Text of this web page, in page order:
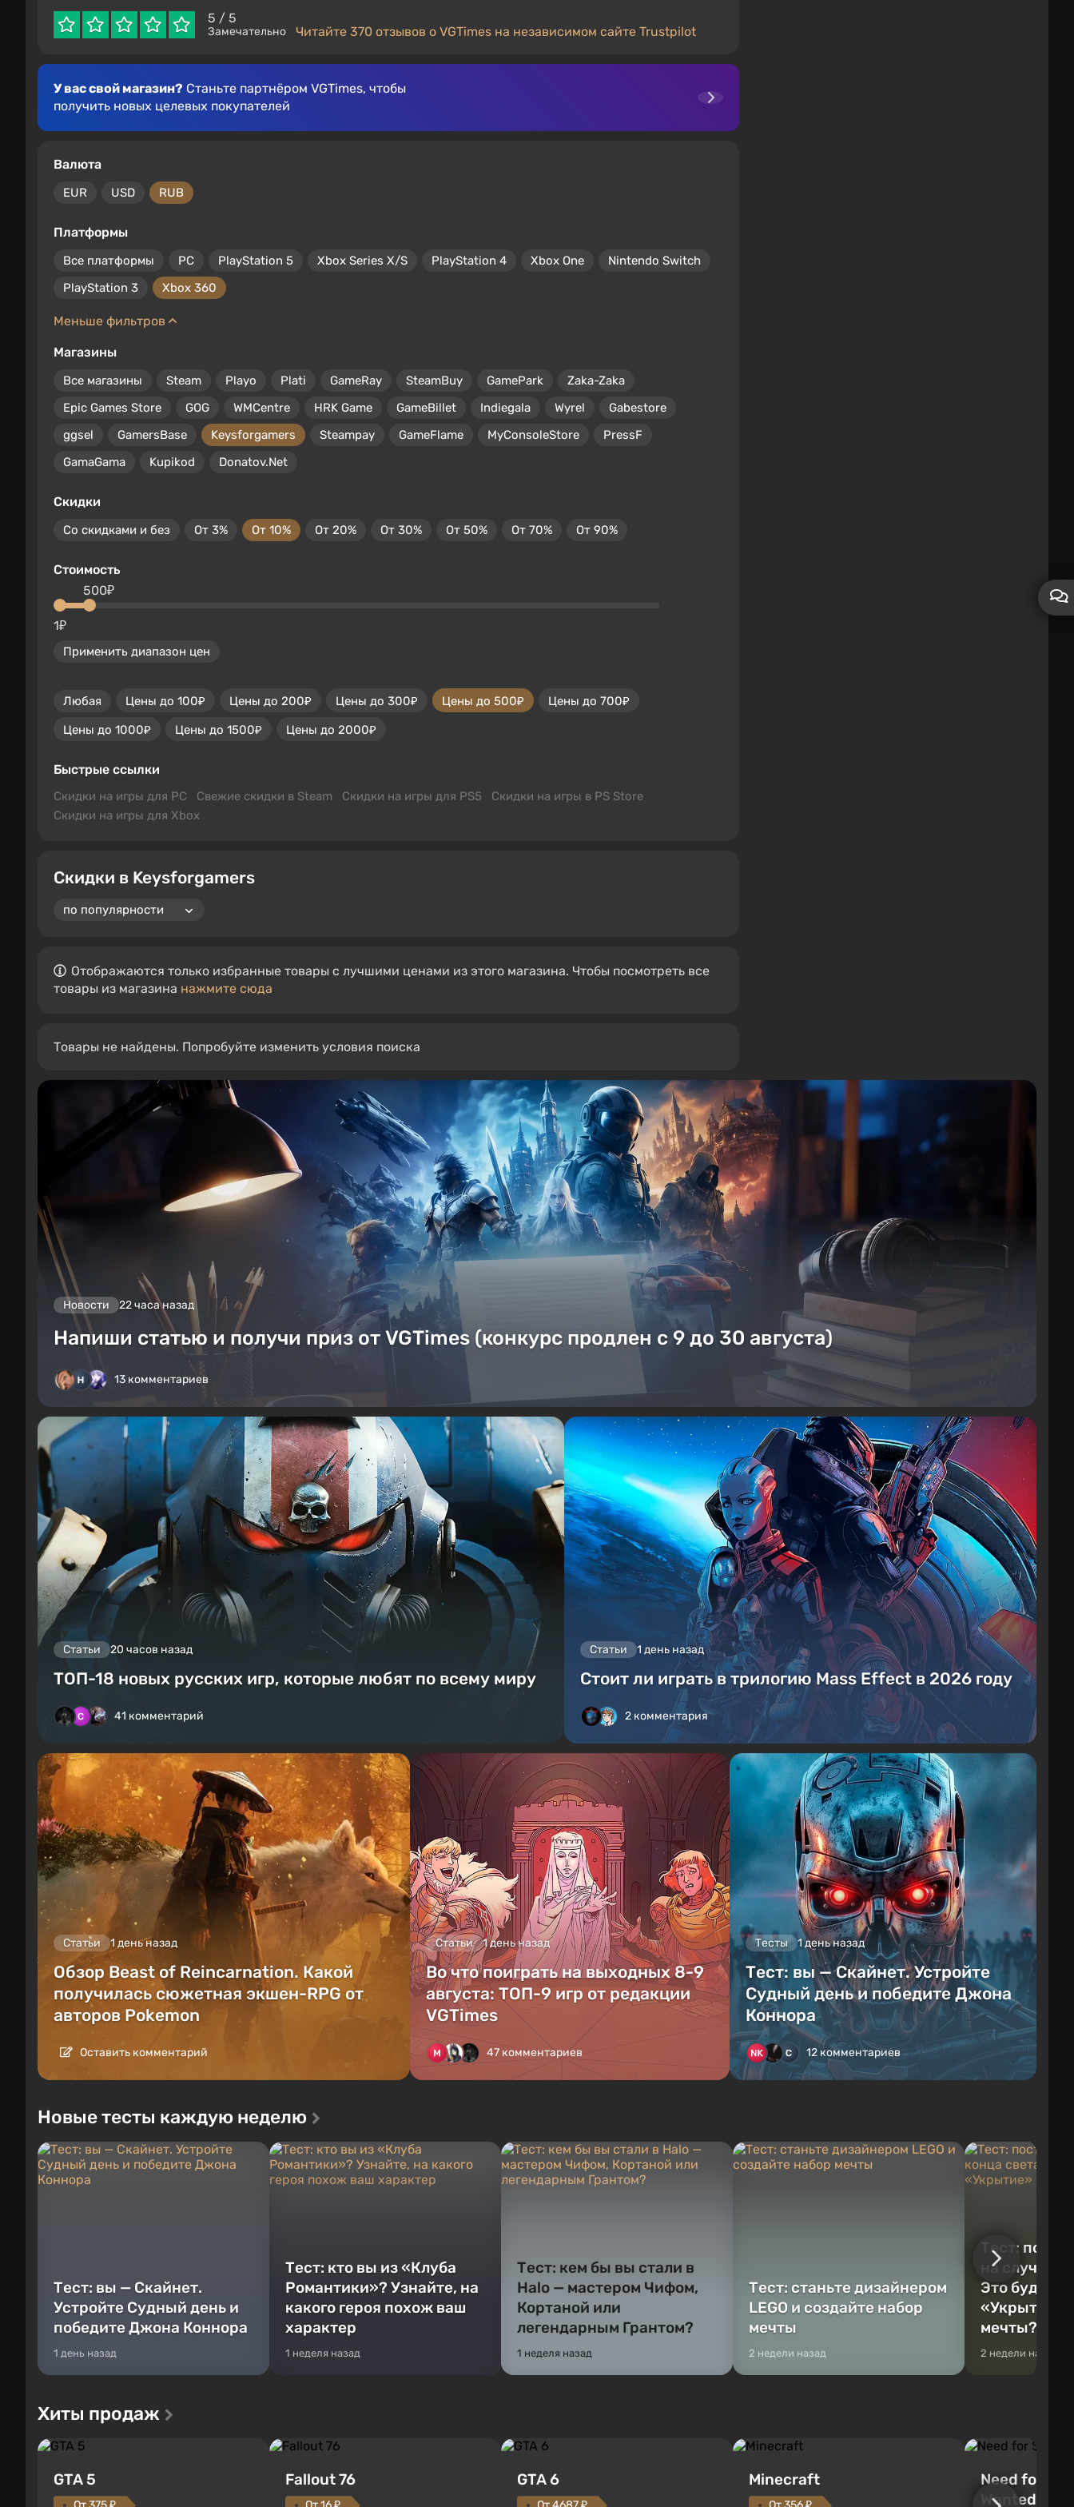
5 / 5
Замечательно Читайте 370 отзывов о VGTimes на независимом сайте Trustpilot
У вас свой магазин? Станьте партнёром VGTimes, чтобы
получить новых целевых покупателей
Валюта
EUR USD RUB
Платформы
Все платформы PC PlayStation 5 Xbox Series X/S PlayStation 4 Xbox One
Nintendo Switch
PlayStation 3
Xbox 360
Меньше фильтров
Магазины
Все магазины Steam Playo Plati GameRay SteamBuy GamePark
Zaka-Zaka
Epic Games Store
GOG WMCentre HRK Game GameBillet Indiegala Wyrel
Gabestore
ggsel
GamersBase Keysforgamers Steampay GameFlame MyConsoleStore
PressF
GamaGama
Kupikod Donatov.Net
Скидки
Со скидками и без От 3% От 10% От 20% От 30% От 50% От 70% От 90%
Стоимость
1₽
500₽
Применить диапазон цен
Любая Цены до 100₽ Цены до 200₽ Цены до 300₽ Цены до 500₽
Цены до 700₽
Цены до 1000₽
Цены до 1500₽ Цены до 2000₽
Быстрые ссылки
Скидки на игры для PC Свежие скидки в Steam Скидки на игры для PS5
Скидки на игры в PS Store
Скидки на игры для Xbox
Скидки в Keysforgamers
Отображаются только избранные товары с лучшими ценами из этого магазина. Чтобы посмотреть все
товары из магазина нажмите сюда
Товары не найдены. Попробуйте изменить условия поиска
Новости 22 часа назад
Напиши статью и получи приз от VGTimes (конкурс продлен с 9 до 30 августа)
13 комментариев
Статьи 20 часов назад
ТОП-18 новых русских игр, которые любят по всему миру
41 комментарий
Статьи 1 день назад
Стоит ли играть в трилогию Mass Effect в 2026 году
2 комментария
Статьи 1 день назад
Обзор Beast of Reincarnation. Какой
получилась сюжетная экшен-RPG от
авторов Pokemon
Оставить комментарий
Статьи 1 день назад
Во что поиграть на выходных 8-9
августа: ТОП-9 игр от редакции
VGTimes
47 комментариев
Тесты 1 день назад
Тест: вы — Скайнет. Устройте
Судный день и победите Джона
Коннора
12 комментариев
Новые тесты каждую неделю
Тест: вы — Скайнет.
Устройте Судный день и
победите Джона Коннора
1 день назад
Тест: кто вы из «Клуба
Романтики»? Узнайте, на
какого героя похож ваш
характер
1 неделя назад
Тест: кем бы вы стали в
Halo — мастером Чифом,
Кортаной или
легендарным Грантом?
1 неделя назад
Тест: станьте дизайнером
LEGO и создайте набор
мечты
2 недели назад
Тест:
на случай
Это будет
«Укрытие»
мечты?
2 недели назад
Хиты продаж
GTA 5 Fallout 76 GTA 6 Minecraft
Need for
Wanted